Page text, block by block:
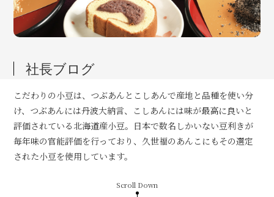
社長ブログ
こだわりの小豆は、つぶあんとこしあんで産地と品種を使い分
け、つぶあんには丹波大納言、こしあんには味が最高に良いと
評価されている北海道産小豆。日本で数名しかいない豆利きが
毎年味の官能評価を行っており、久世福のあんこにもその選定
された小豆を使用しています。
Scroll Down